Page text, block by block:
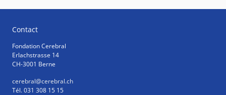
Contact
Fondation Cerebral
Erlachstrasse 14
CH-3001 Berne
cerebral@cerebral.ch
Tél. 031 308 15 15